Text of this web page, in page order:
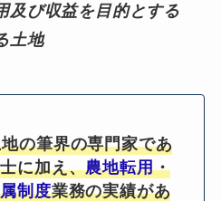
及び収益を目的とする
土地
の筆界の専門家であ
に加え、農地転用・
制度業務の実績があ